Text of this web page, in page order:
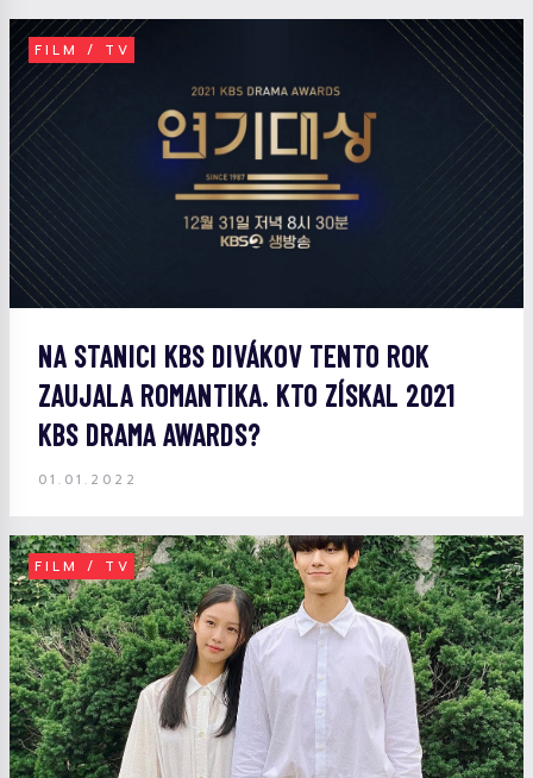
FILM / TV
NA STANICI KBS DIVÁKOV TENTO ROK
ZAUJALA ROMANTIKA. KTO ZÍSKAL 2021
KBS DRAMA AWARDS?
01.01.2022
FILM / TV